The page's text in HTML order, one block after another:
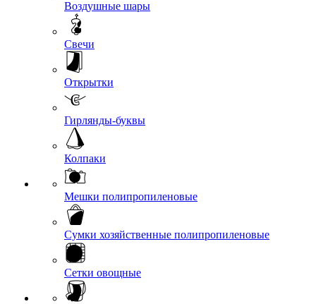
Воздушные шары
Свечи
Открытки
Гирлянды-буквы
Колпаки
Мешки полипропиленовые
Сумки хозяйственные полипропиленовые
Сетки овощные